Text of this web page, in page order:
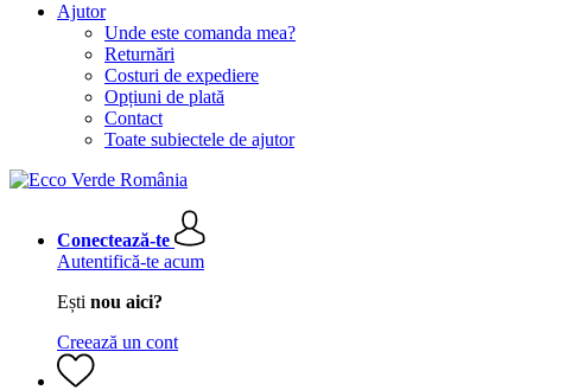
Ajutor
Unde este comanda mea?
Returnări
Costuri de expediere
Opțiuni de plată
Contact
Toate subiectele de ajutor
Conectează-te
Autentifică-te acum
Ești nou aici?
Creează un cont